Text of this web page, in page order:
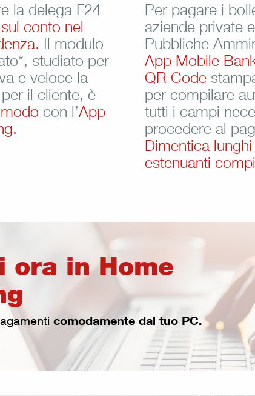
la delega F24
conto nel
Il modulo
studiato per
e veloce la
il cliente, è
con l’App
Per pagare i
aziende private
Pubbliche
App Mobile
QR Code
per compilare
tutti i campi
procedere al
Dimentica
estenuanti
ora in Home
comodamente dal tuo PC.